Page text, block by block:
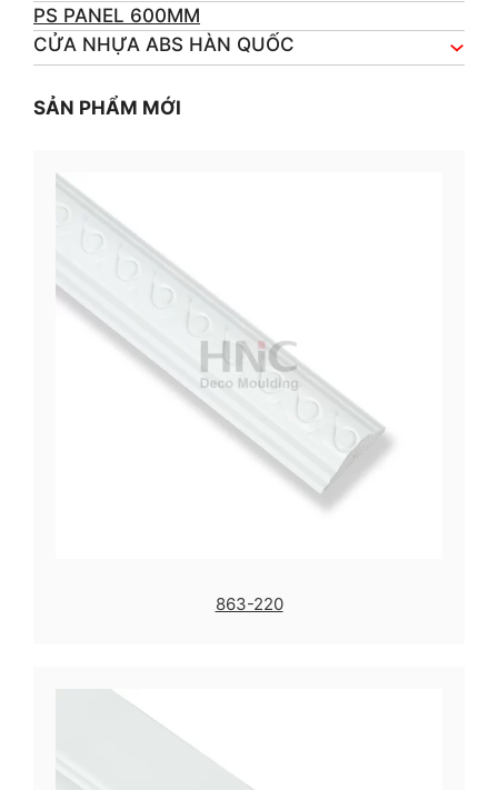
PS PANEL 600MM
CỬA NHỰA ABS HÀN QUỐC
SẢN PHẨM MỚI
863-220